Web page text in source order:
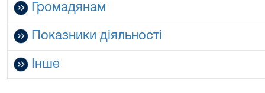
Громадянам
Показники діяльності
Інше